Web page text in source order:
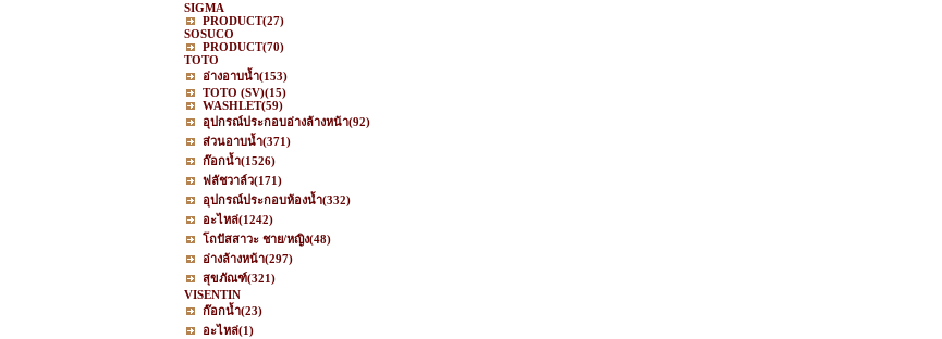
SIGMA
PRODUCT(27)
SOSUCO
PRODUCT(70)
TOTO
อ่างอาบน้ำ(153)
TOTO (SV)(15)
WASHLET(59)
อุปกรณ์ประกอบอ่างล้างหน้า(92)
ส่วนอาบน้ำ(371)
ก๊อกน้ำ(1526)
ฟลัชวาล์ว(171)
อุปกรณ์ประกอบห้องน้ำ(332)
อะไหล่(1242)
โถปัสสาวะ ชาย/หญิง(48)
อ่างล้างหน้า(297)
สุขภัณฑ์(321)
VISENTIN
ก๊อกน้ำ(23)
อะไหล่(1)